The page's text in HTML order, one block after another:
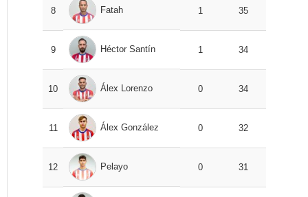
8 Fatah 1 35
9 Héctor Santín 1 34
10 Álex Lorenzo 0 34
11 Álex González 0 32
12 Pelayo 0 31